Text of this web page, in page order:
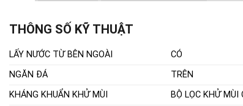
THÔNG SỐ KỸ THUẬT
LẤY NƯỚC TỪ BÊN NGOÀI
CÓ
NGĂN ĐÁ
TRÊN
KHÁNG KHUẨN KHỬ MÙI
BỘ LỌC KHỬ MÙI